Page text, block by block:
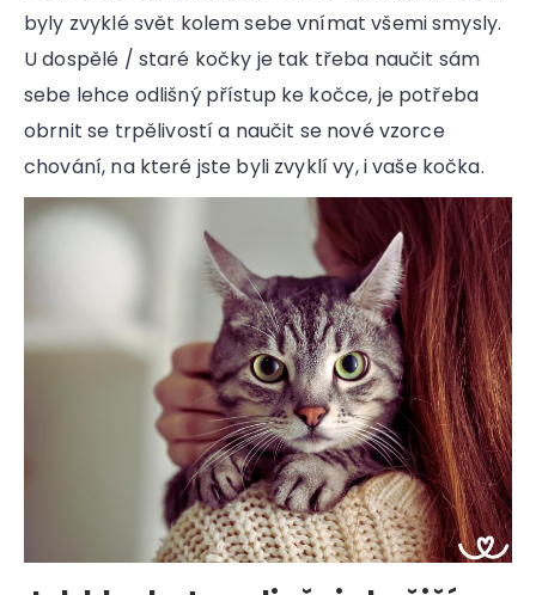
byly zvyklé svět kolem sebe vnímat všemi smysly.
U dospělé / staré kočky je tak třeba naučit sám
sebe lehce odlišný přístup ke kočce, je potřeba
obrnit se trpělivostí a naučit se nové vzorce
chování, na které jste byli zvyklí vy, i vaše kočka.